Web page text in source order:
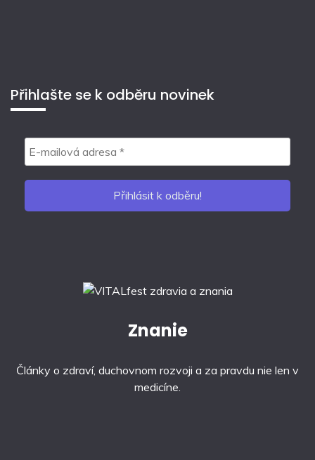
Přihlašte se k odběru novinek
Znanie
Články o zdraví, duchovnom rozvoji a za pravdu nie len v
medicíne.